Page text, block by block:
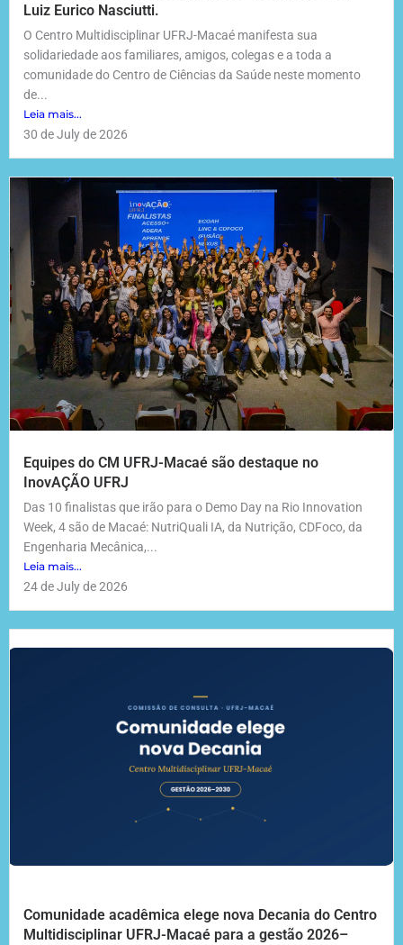
Luiz Eurico Nasciutti.
O Centro Multidisciplinar UFRJ-Macaé manifesta sua
solidariedade aos familiares, amigos, colegas e a toda a
comunidade do Centro de Ciências da Saúde neste momento
de...
Leia mais...
30 de July de 2026
Equipes do CM UFRJ-Macaé são destaque no
InovAÇÃO UFRJ
Das 10 finalistas que irão para o Demo Day na Rio Innovation
Week, 4 são de Macaé: NutriQuali IA, da Nutrição, CDFoco, da
Engenharia Mecânica,...
Leia mais...
24 de July de 2026
Comunidade acadêmica elege nova Decania do Centro
Multidisciplinar UFRJ-Macaé para a gestão 2026–